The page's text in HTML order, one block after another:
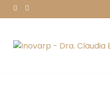
F
a
c
o
o
I
n
s
r